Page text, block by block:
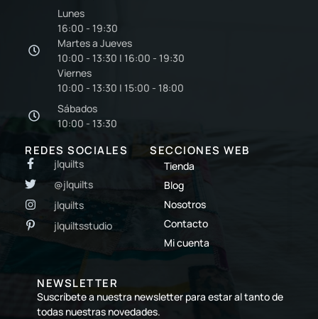
Lunes
16:00 - 19:30
Martes a Jueves
10:00 - 13:30 | 16:00 - 19:30
Viernes
10:00 - 13:30 | 15:00 - 18:00
Sábados
10:00 - 13:30
REDES SOCIALES
jlquilts
@jlquilts
jlquilts
jlquiltsstudio
SECCIONES WEB
Tienda
Blog
Nosotros
Contacto
Mi cuenta
NEWSLETTER
Suscríbete a nuestra newsletter para estar al tanto de
todas nuestras novedades.